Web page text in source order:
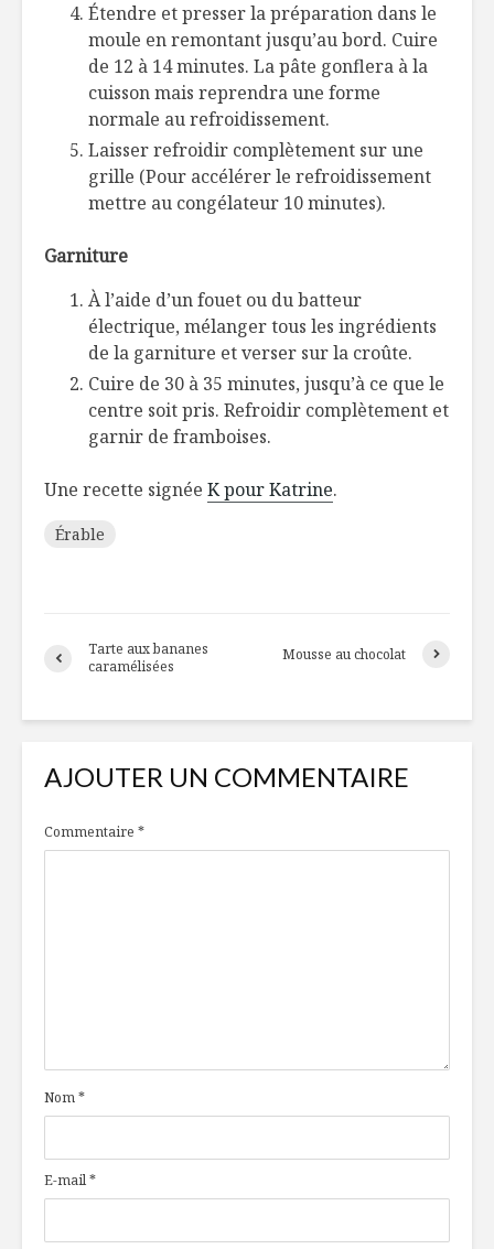
Étendre et presser la préparation dans le
moule en remontant jusqu’au bord. Cuire
de 12 à 14 minutes. La pâte gonflera à la
cuisson mais reprendra une forme
normale au refroidissement.
Laisser refroidir complètement sur une
grille (Pour accélérer le refroidissement
mettre au congélateur 10 minutes).
Garniture
À l’aide d’un fouet ou du batteur
électrique, mélanger tous les ingrédients
de la garniture et verser sur la croûte.
Cuire de 30 à 35 minutes, jusqu’à ce que le
centre soit pris. Refroidir complètement et
garnir de framboises.
Une recette signée K pour Katrine.
Érable
Tarte aux bananes
caramélisées
Mousse au chocolat
AJOUTER UN COMMENTAIRE
Commentaire *
Nom*
E-mail*